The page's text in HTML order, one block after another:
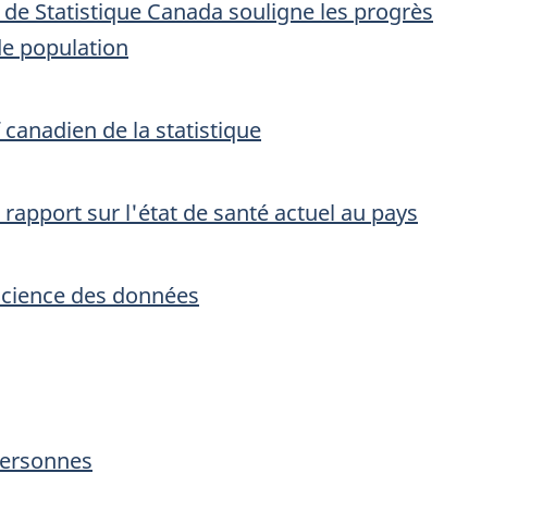
Statistique Canada souligne les progrès
population
de la statistique
sur l'état de santé actuel au pays
des données